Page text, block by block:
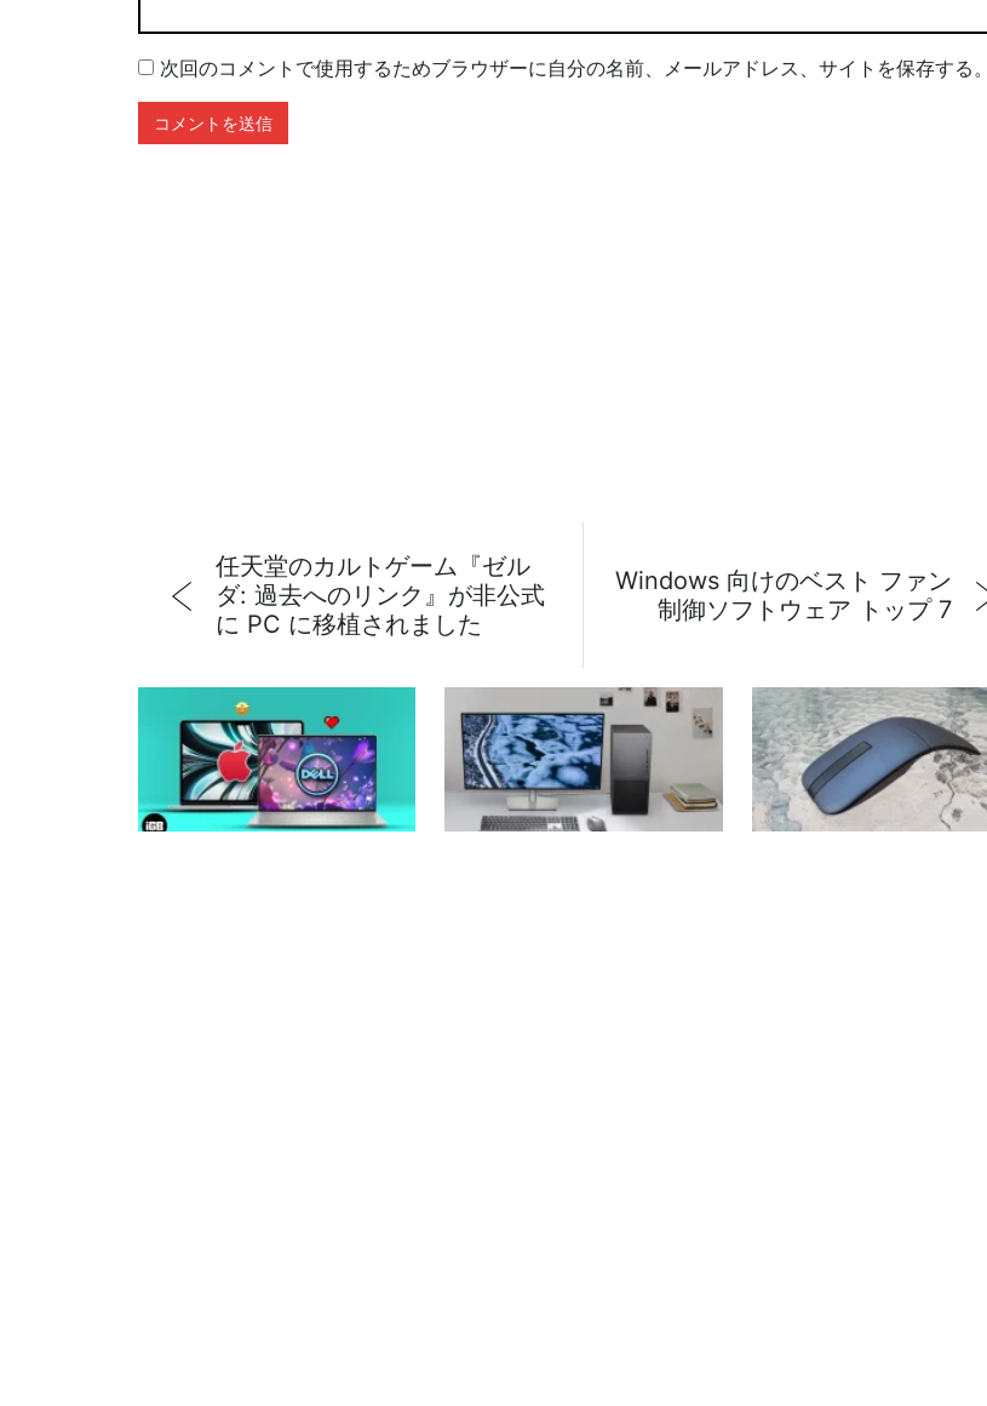
次回のコメントで使用するためブラウザーに自分の名前、メールアドレス、サイトを保存する。
任天堂のカルトゲーム『ゼル
ダ: 過去へのリンク』が非公式
に PC に移植されました
Windows 向けのベスト ファン
制御ソフトウェア トップ 7